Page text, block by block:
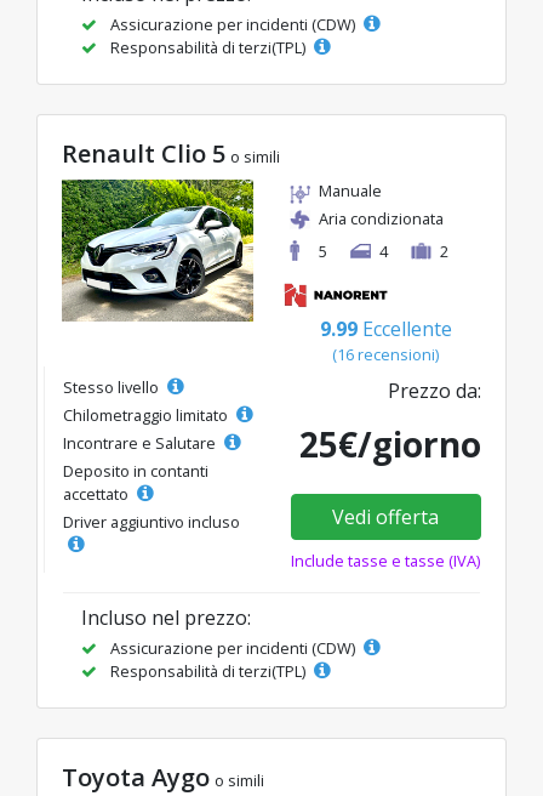
Assicurazione per incidenti (CDW)
Responsabilità di terzi(TPL)
Renault Clio 5 o simili
Manuale
Aria condizionata
5
4 2
9.99 Eccellente
(16 recensioni)
Stesso livello
Chilometraggio limitato
Incontrare e Salutare
Deposito in contanti
accettato
Driver aggiuntivo incluso
Prezzo da:
25€/giorno
Vedi offerta
Include tasse e tasse (IVA)
Incluso nel prezzo:
Assicurazione per incidenti (CDW)
Responsabilità di terzi(TPL)
Toyota Aygo o simili